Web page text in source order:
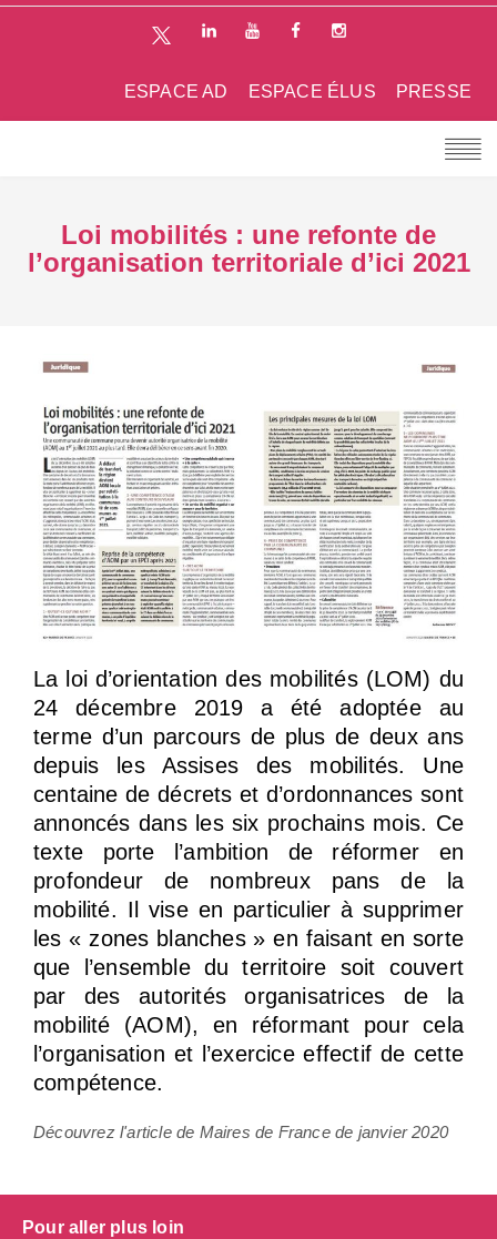
PRESSE
ESPACE ÉLUS
ESPACE AD
Loi mobilités : une refonte de
l’organisation territoriale d’ici 2021
La loi d’orientation des mobilités (LOM) du
24 décembre 2019 a été adoptée au
terme d’un parcours de plus de deux ans
depuis les Assises des mobilités. Une
centaine de décrets et d’ordonnances sont
annoncés dans les six prochains mois. Ce
texte porte l’ambition de réformer en
profondeur de nombreux pans de la
mobilité. Il vise en particulier à supprimer
les « zones blanches » en faisant en sorte
que l’ensemble du territoire soit couvert
par des autorités organisatrices de la
mobilité (AOM), en réformant pour cela
l’organisation et l’exercice effectif de cette
compétence.
Découvrez l'article de Maires de France de janvier 2020
Pour aller plus loin